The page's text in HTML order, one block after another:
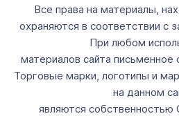
Все права на материалы,
охраняются в соответствии с
При любом
материалов сайта письменное
Торговые марки, логотипы и
на данном
являются